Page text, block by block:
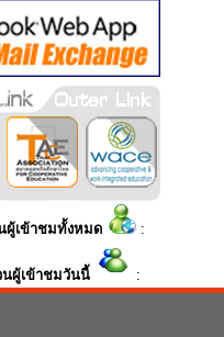
เข้าชมทั้งหมด :
เข้าชมวันนี้ :